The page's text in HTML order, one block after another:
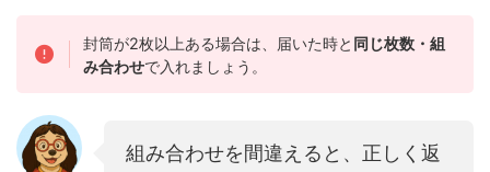
封筒が2枚以上ある場合は、届いた時と 同じ枚数・組
み合わせで入れましょう。
組み合わせを間違えると、正しく返